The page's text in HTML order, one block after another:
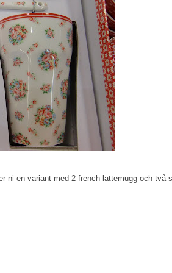
ni en variant med 2 french lattemugg och två